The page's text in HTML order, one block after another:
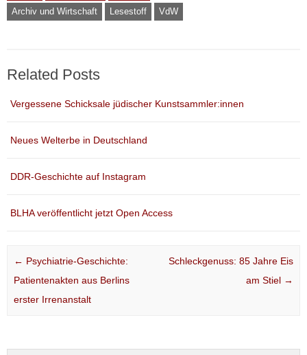
Archiv und Wirtschaft Lesestoff VdW
Related Posts
Vergessene Schicksale jüdischer Kunstsammler:innen
Neues Welterbe in Deutschland
DDR-Geschichte auf Instagram
BLHA veröffentlicht jetzt Open Access
Post navigation
← Psychiatrie-Geschichte:
Patientenakten aus Berlins
erster Irrenanstalt
Schleckgenuss: 85 Jahre Eis
am Stiel →